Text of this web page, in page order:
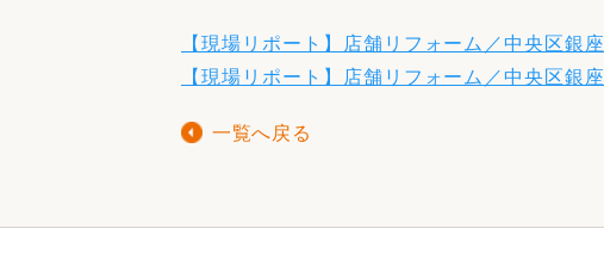
【現場リポート】店舗リフォーム／中央区銀
【現場リポート】店舗リフォーム／中央区銀
一覧へ戻る